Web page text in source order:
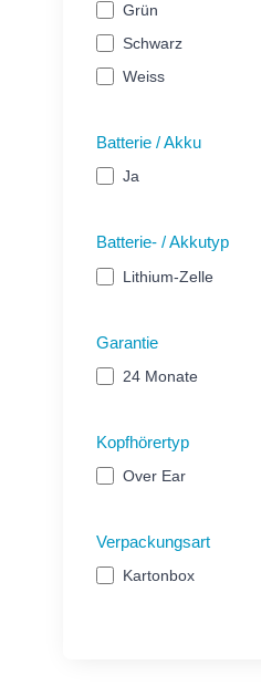
Grün
Schwarz
Weiss
Batterie / Akku
Ja
Batterie- / Akkutyp
Lithium-Zelle
Garantie
24 Monate
Kopfhörertyp
Over Ear
Verpackungsart
Kartonbox